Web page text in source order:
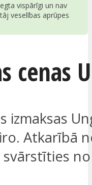
vispārīgi un nav
veselības aprūpes
cenas
izmaksas
Atkarībā